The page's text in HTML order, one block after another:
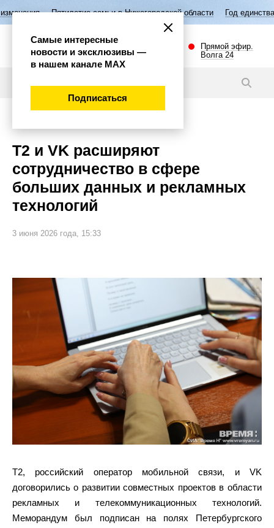
семьи в Нижегородской области Год единства народов
Прямой эфир.
Волга 24
Т2 и VK расширяют
сотрудничество в сфере
больших данных и рекламных
технологий
3 июня 2026 года, 15:33
Т2, российский оператор мобильной связи, и VK
договорились о развитии совместных проектов в области
рекламных и телекоммуникационных технологий.
Меморандум был подписан на полях Петербургского
Самые интересные
новости и эксклюзивы —
в нашем канале МАХ
Подписаться